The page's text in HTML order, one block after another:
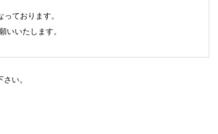
ております。
いいたします。
い。